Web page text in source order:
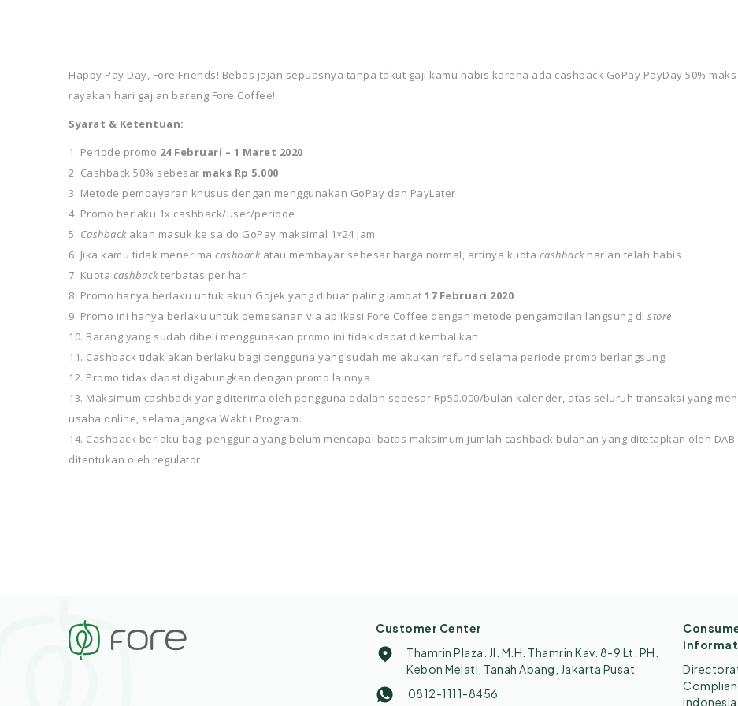
Happy Pay Day, Fore Friends! Bebas jajan sepuasnya tanpa takut gaji kamu habis karena ada cashback GoPay PayDay 50%
rayakan hari gajian bareng Fore Coffee!
Syarat & Ketentuan:
Periode promo 24 Februari – 1 Maret 2020
Cashback 50% sebesar maks Rp 5.000
Metode pembayaran khusus dengan menggunakan GoPay dan PayLater
Promo berlaku 1x cashback/user/periode
Cashback akan masuk ke saldo GoPay maksimal 1×24 jam
Jika kamu tidak menerima cashback atau membayar sebesar harga normal, artinya kuota cashback harian telah habis
Kuota cashbackterbatas per hari
Promo hanya berlaku untuk akun Gojek yang dibuat paling lambat 17 Februari 2020
Promo ini hanya berlaku untuk pemesanan via aplikasi Fore Coffee dengan metode pengambilan langsung di store
Barang yang sudah dibeli menggunakan promo ini tidak dapat dikembalikan
Cashback tidak akan berlaku bagi pengguna yang sudah melakukan refund selama periode promo berlangsung.
Promo tidak dapat digabungkan dengan promo lainnya
Maksimum cashback yang diterima oleh pengguna adalah sebesar Rp50.000/bulan kalender, atas seluruh transaksi yang
usaha online, selama Jangka Waktu Program.
Cashback berlaku bagi pengguna yang belum mencapai batas maksimum jumlah cashback bulanan yang ditetapkan oleh
ditentukan oleh regulator.
Customer Center
Thamrin Plaza. Jl. M.H. Thamrin Kav. 8-9 Lt. PH.
Kebon Melati, Tanah Abang, Jakarta Pusat
0812-1111-8456
Indonesia